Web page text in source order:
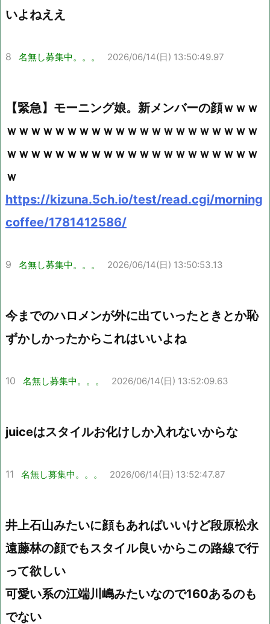
いよねええ
8 名無し募集中。。。 2026/06/14(日) 13:50:49.97
【緊急】モーニング娘。新メンバーの顔ｗｗｗ
ｗｗｗｗｗｗｗｗｗｗｗｗｗｗｗｗｗｗｗｗｗ
ｗｗｗｗｗｗｗｗｗｗｗｗｗｗｗｗｗｗｗｗｗ
ｗ
https://kizuna.5ch.io/test/read.cgi/morning
coffee/1781412586/
9 名無し募集中。。。 2026/06/14(日) 13:50:53.13
今までのハロメンが外に出ていったときとか恥
ずかしかったからこれはいいよね
10 名無し募集中。。。 2026/06/14(日) 13:52:09.63
juiceはスタイルお化けしか入れないからな
11 名無し募集中。。。 2026/06/14(日) 13:52:47.87
井上石山みたいに顔もあればいいけど段原松永
遠藤林の顔でもスタイル良いからこの路線で行
って欲しい
可愛い系の江端川嶋みたいなので160あるのも
でない